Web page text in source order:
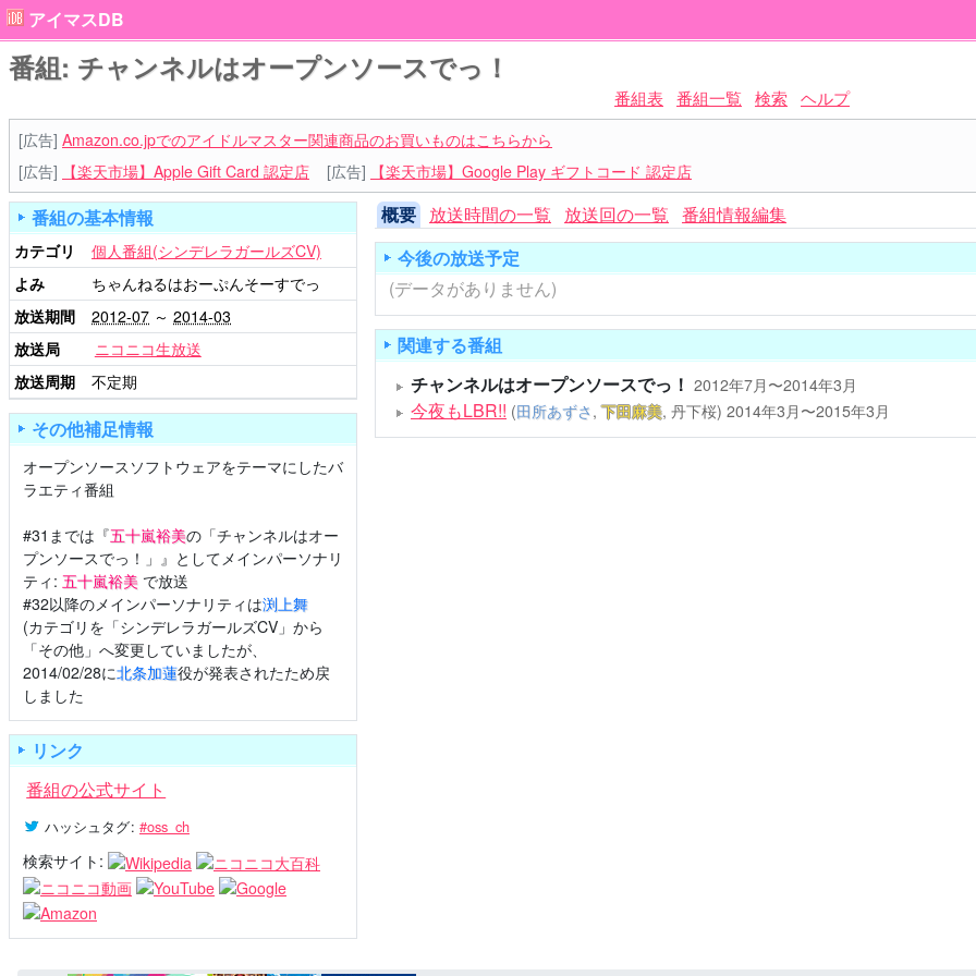
アイマスDB
番組: チャンネルはオープンソースでっ！
番組表 番組一覧 検索 ヘルプ
[広告] Amazon.co.jpでのアイドルマスター関連商品のお買いものはこちらから
[広告]
【楽天市場】Apple Gift Card 認定店 [広告] 【楽天市場】Google Play ギフトコード 認定店
概要 放送時間の一覧 放送回の一覧 番組情報編集
今後の放送予定
(データがありません)
関連する番組
チャンネルはオープンソースでっ！ 2012年7月〜2014年3月
今夜もLBR!! (田所あずさ,下田麻美, 丹下桜) 2014年3月〜2015年3月
番組の基本情報
カテゴリ
個人番組(シンデレラガールズCV)
よみ
ちゃんねるはおーぷんそーすでっ
放送期間
2012-07 ～ 2014-03
放送局
ニコニコ生放送
放送周期
不定期
その他補足情報
オープンソースソフトウェアをテーマにしたバ
ラエティ番組
#31までは『五十嵐裕美の「チャンネルはオー
プンソースでっ！」』としてメインパーソナリ
ティ: 五十嵐裕美 で放送
#32以降のメインパーソナリティは渕上舞
(カテゴリを「シンデレラガールズCV」から
「その他」へ変更していましたが、
2014/02/28に北条加蓮役が発表されたため戻
しました
リンク
番組の公式サイト
ハッシュタグ: #oss_ch
検索サイト: